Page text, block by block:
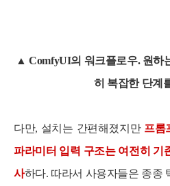
▲ ComfyUI의 워크플로우. 원하
히 복잡한 단계
다만, 설치는 간편해졌지만프롬
파라미터 입력 구조는 여전히 기
사하다. 따라서 사용자들은 종종